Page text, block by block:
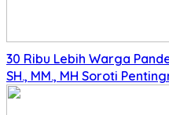
30 Ribu Lebih Warga
SH., MM., MH Soroti